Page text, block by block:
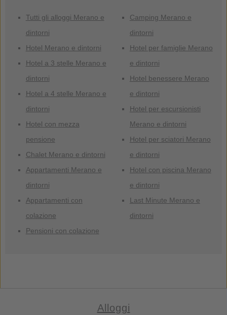
Tutti gli alloggi Merano e
dintorni
Hotel Merano e dintorni
Hotel a 3 stelle Merano e
dintorni
Hotel a 4 stelle Merano e
dintorni
Hotel con mezza
pensione
Chalet Merano e dintorni
Appartamenti Merano e
dintorni
Appartamenti con
colazione
Pensioni con colazione
Camping Merano e
dintorni
Hotel per famiglie Merano
e dintorni
Hotel benessere Merano
e dintorni
Hotel per escursionisti
Merano e dintorni
Hotel per sciatori Merano
e dintorni
Hotel con piscina Merano
e dintorni
Last Minute Merano e
dintorni
Alloggi